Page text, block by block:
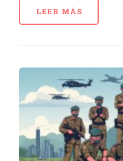
LEER MÁS